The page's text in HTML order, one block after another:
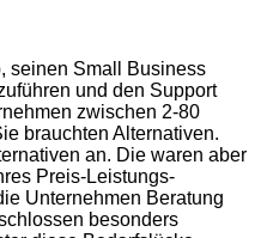
seinen Small Business
und den Support
zwischen 2-80
brauchten Alternativen.
an. Die waren aber
Preis-Leistungs-
Unternehmen Beratung
besonders